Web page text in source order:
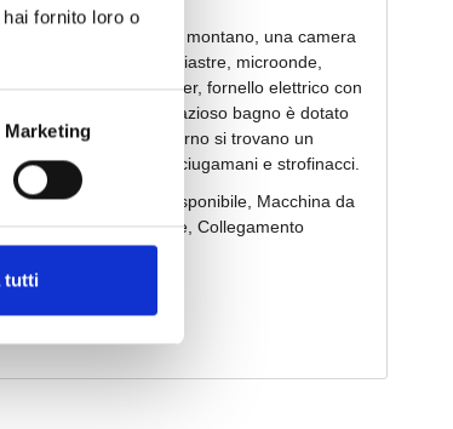
fornito loro o
Marketing
tutti